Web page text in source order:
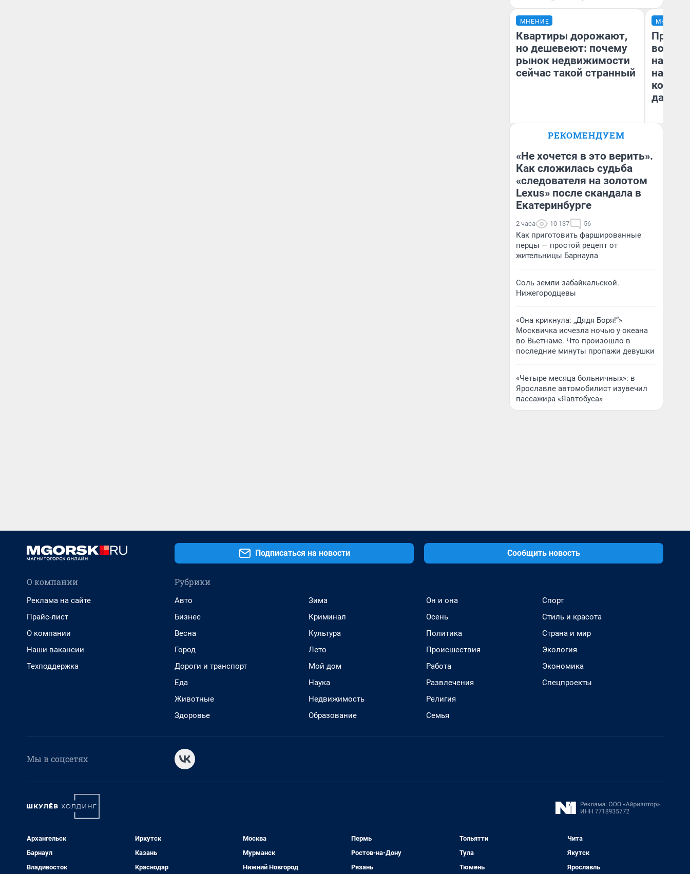
МНЕНИЕ
Квартиры дорожают,
но дешевеют: почему
рынок недвижимости
сейчас такой странный
Екатерина Торопова
недвижимости
МНЕНИЕ
нам
даже
РЕКОМЕНДУЕМ
«Не хочется в это верить».
Как сложилась судьба
«следователя на золотом
Lexus» после скандала в
Екатеринбурге
2 часа 10 137 56
Как приготовить фаршированные
перцы — простой рецепт от
жительницы Барнаула
Соль земли забайкальской.
Нижегородцевы
«Она крикнула: „Дядя Боря!“»
Москвичка исчезла ночью у океана
во Вьетнаме. Что произошло в
последние минуты пропажи девушки
«Четыре месяца больничных»: в
Ярославле автомобилист изувечил
пассажира «Яавтобуса»
Подписаться на новости Сообщить новость
О компании
Реклама на сайте
Прайс-лист
О компании
Наши вакансии
Техподдержка
Рубрики
Авто
Бизнес
Весна
Город
Дороги и транспорт
Еда
Животные
Здоровье
Зима
Криминал
Культура
Лето
Мой дом
Наука
Недвижимость
Образование
Он и она
Осень
Политика
Происшествия
Работа
Развлечения
Религия
Семья
Спорт
Стиль и красота
Страна и мир
Экология
Экономика
Спецпроекты
Мы в соцсетях
Архангельск
Барнаул
Владивосток
Иркутск
Казань
Краснодар
Москва
Мурманск
Нижний Новгород
Пермь
Ростов-на-Дону
Рязань
Тольятти
Тула
Тюмень
Чита
Якутск
Ярославль